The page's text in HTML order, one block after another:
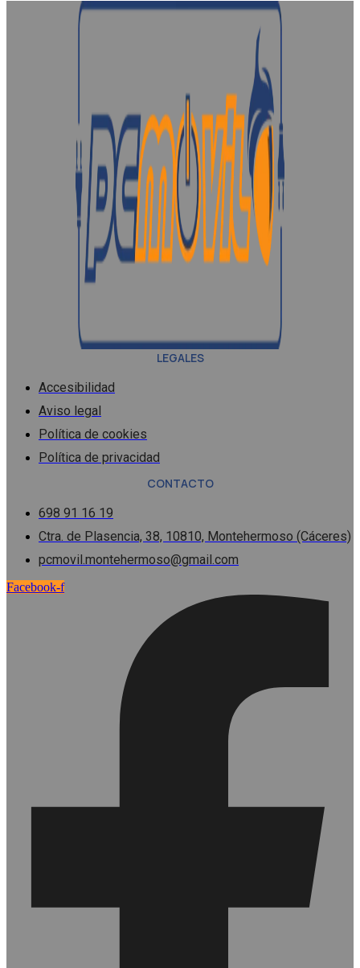
LEGALES
Accesibilidad
Aviso legal
Política de cookies
Política de privacidad
CONTACTO
698 91 16 19
Ctra. de Plasencia, 38, 10810, Montehermoso (Cáceres)
pcmovil.montehermoso@gmail.com
Facebook-f